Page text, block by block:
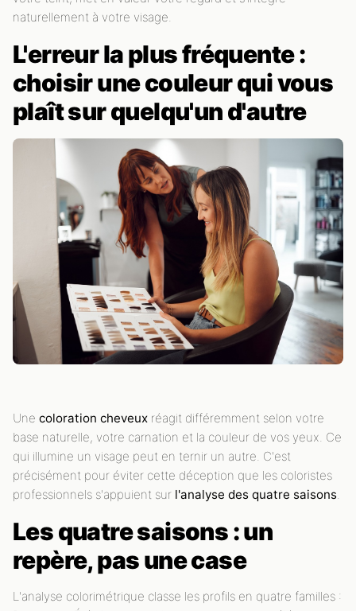
naturellement à votre visage.
L'erreur la plus fréquente :
choisir une couleur qui vous
plaît sur quelqu'un d'autre
Une coloration cheveux réagit différemment selon votre
base naturelle, votre carnation et la couleur de vos yeux. Ce
qui illumine un visage peut en ternir un autre. C'est
précisément pour éviter cette déception que les coloristes
professionnels s'appuient sur l'analyse des quatre saisons
Les quatre saisons : un
repère, pas une case
L'analyse colorimétrique classe les profils en quatre familles :